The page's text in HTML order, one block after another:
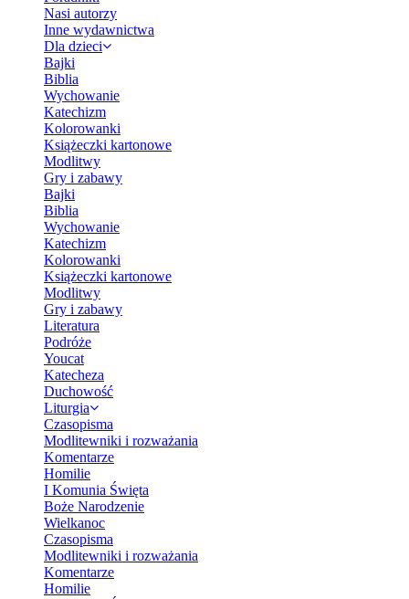
Nasi autorzy
Inne wydawnictwa
Dla dzieci
Bajki
Biblia
Wychowanie
Katechizm
Kolorowanki
Książeczki kartonowe
Modlitwy
Gry i zabawy
Bajki
Biblia
Wychowanie
Katechizm
Kolorowanki
Książeczki kartonowe
Modlitwy
Gry i zabawy
Literatura
Podróże
Youcat
Katecheza
Duchowość
Liturgia
Czasopisma
Modlitewniki i rozważania
Komentarze
Homilie
I Komunia Święta
Boże Narodzenie
Wielkanoc
Czasopisma
Modlitewniki i rozważania
Komentarze
Homilie